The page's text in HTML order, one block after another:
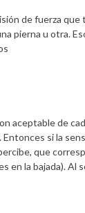
de fuerza
pierna u otra.
aceptable de
si la
que
en la bajada).